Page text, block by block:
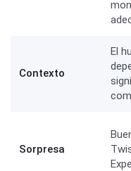
Contexto
El
Sorpresa